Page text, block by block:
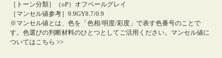
［トーン分類］（oP）オフペールグレイ
［マンセル値参考］9.9GY8.7/0.9
※マンセル値とは、色を「色相/明度/彩度」で表す色番号のことで
す。色選びの判断材料のひとつとしてご活用ください。 マンセル値に
ついてはこちら >>